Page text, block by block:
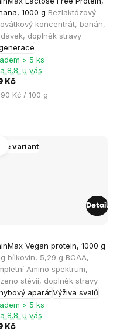
1000 g Bezlaktózový
koncentrát, banán,
doplněk stravy
> 5 ks
8.8. u vás
Kč
Kč / 100 g
variant
Vegan protein, 1000 g
bílkovin, 5,29 g BCAA,
Amino spektrum,
stévií, doplněk stravy
aparátVýživa svalů
> 5 ks
8.8. u vás
Kč
Detail